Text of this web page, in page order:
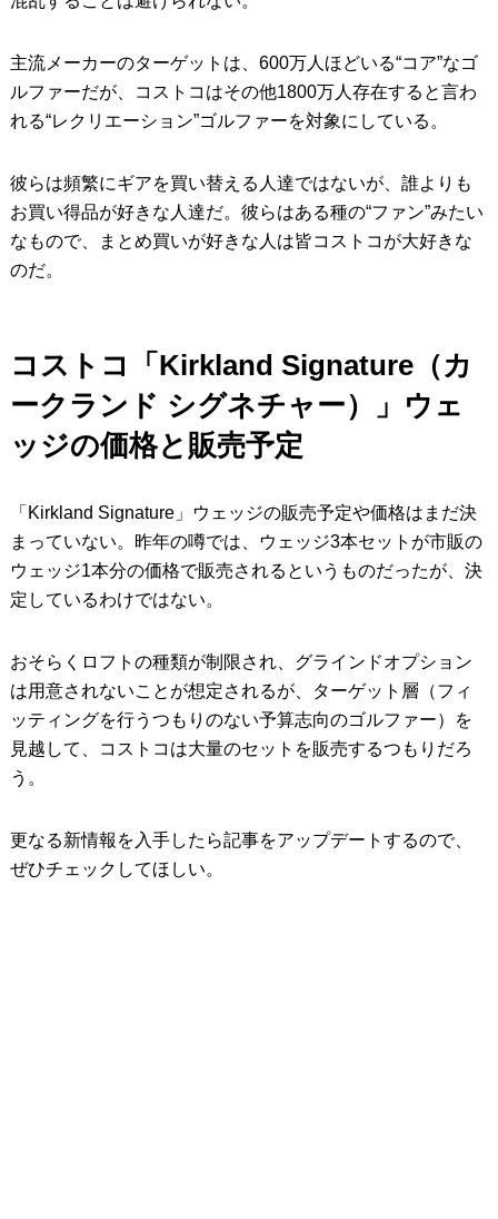
主流メーカーのターゲットは、600万人ほどいる“コア”なゴ
ルファーだが、コストコはその他1800万人存在すると言わ
れる“レクリエーション”ゴルファーを対象にしている。
彼らは頻繁にギアを買い替える人達ではないが、誰よりも
お買い得品が好きな人達だ。彼らはある種の“ファン”みたい
なもので、まとめ買いが好きな人は皆コストコが大好きな
のだ。
コストコ「 Kirkland Signature（カ
ークランド シグネチャー）
」ウェ
ッジの価格と販売予定
「Kirkland Signature」ウェッジの販売予定や価格はまだ決
まっていない。昨年の噂では、ウェッジ3本セットが市販の
ウェッジ1本分の価格で販売されるというものだったが、決
定しているわけではない。
おそらくロフトの種類が制限され、グラインドオプション
は用意されないことが想定されるが、ターゲット層（フィ
ッティングを行うつもりのない予算志向のゴルファー）を
見越して、コストコは大量のセットを販売するつもりだろ
う。
更なる新情報を入手したら記事をアップデートするので、
ぜひチェックしてほしい。